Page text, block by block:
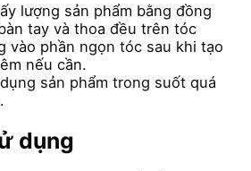
lượng sản phẩm bằng đồng
tay và thoa đều trên tóc
vào phần ngọn tóc sau khi tạo
nếu cần.
sản phẩm trong suốt quá
dụng